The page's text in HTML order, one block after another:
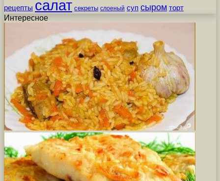
рецепты салат секреты слоеный суп сыром торт
Интересное